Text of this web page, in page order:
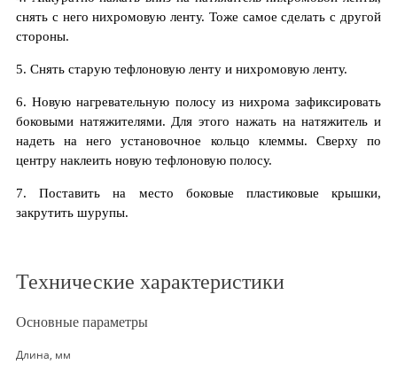
снять с него нихромовую ленту. Тоже самое сделать с другой
стороны.
5. Снять старую тефлоновую ленту и нихромовую ленту.
6. Новую нагревательную полосу из нихрома зафиксировать
боковыми натяжителями. Для этого нажать на натяжитель и
надеть на него установочное кольцо клеммы. Сверху по
центру наклеить новую тефлоновую полосу.
7. Поставить на место боковые пластиковые крышки,
закрутить шурупы.
Технические характеристики
Основные параметры
Длина, мм